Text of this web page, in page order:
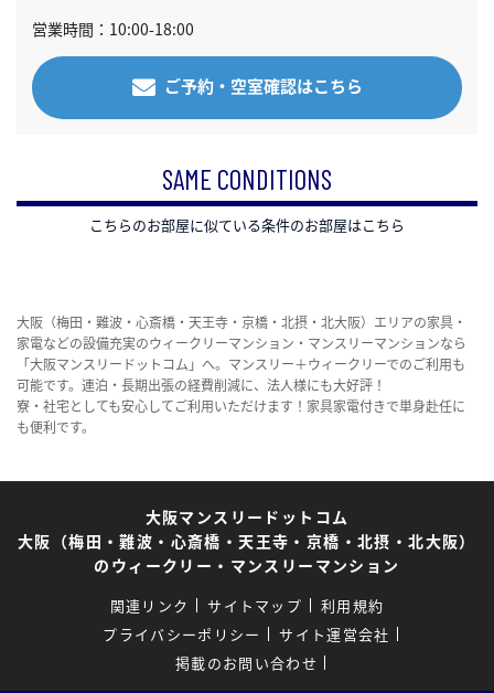
営業時間：10:00-18:00
ご予約・空室確認はこちら
SAME CONDITIONS
こちらのお部屋に似ている条件のお部屋はこちら
大阪（梅田・難波・心斎橋・天王寺・京橋・北摂・北大阪）エリアの家具・
家電などの設備充実のウィークリーマンション・マンスリーマンションなら
「大阪マンスリードットコム」へ。マンスリー＋ウィークリーでのご利用も
可能です。連泊・長期出張の経費削減に、法人様にも大好評！
寮・社宅としても安心してご利用いただけます！家具家電付きで単身赴任に
も便利です。
大阪マンスリードットコム
大阪（梅田・難波・心斎橋・天王寺・京橋・北摂・北大阪）
のウィークリー・マンスリーマンション
関連リンク サイトマップ
利用規約
プライバシーポリシー
サイト運営会社
掲載のお問い合わせ